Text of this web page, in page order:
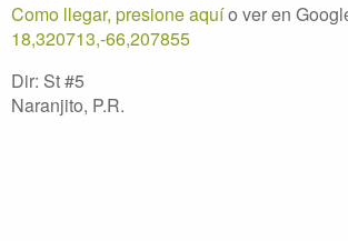
Como llegar, presione aquío ver en
18,320713,-66,207855
Dir: St #5
Naranjito, P.R.